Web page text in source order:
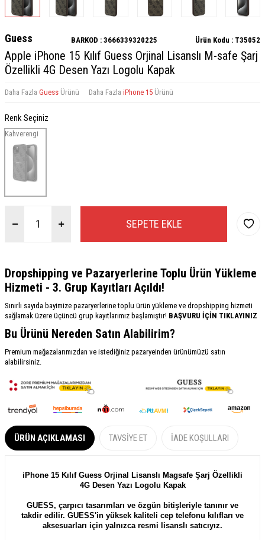
Guess BARKOD : 3666339320225 Ürün Kodu : T35052
Apple iPhone 15 Kılıf Guess Orjinal Lisanslı M-safe Şarj
Özellikli 4G Desen Yazı Logolu Kapak
Daha Fazla Guess Ürünü Daha Fazla iPhone 15 Ürünü
Renk Seçiniz
Kahverengi
SEPETE EKLE
Dropshipping ve Pazaryerlerine Toplu Ürün Yükleme
Hizmeti - 3. Grup Kayıtları Açıldı!
Sınırlı sayıda bayimize pazaryerlerine toplu ürün yükleme ve dropshipping hizmeti
sağlamak üzere üçüncü grup kayıtlarımız başlamıştır! BAŞVURU İÇİN TIKLAYINIZ
Bu Ürünü Nereden Satın Alabilirim?
Premium mağazalarımızdan ve istediğiniz pazaryeinden ürünümüzü satın
alabilirsiniz.
ÜRÜN AÇIKLAMASI TAVSIYE ET İADE KOŞULLARI
iPhone 15 Kılıf Guess Orjinal Lisanslı Magsafe Şarj Özellikli
4G Desen Yazı Logolu Kapak
GUESS, çarpıcı tasarımları ve özgün bitişleriyle tanınır ve
takdir edilir. GUESS'in yüksek kaliteli cep telefonu kılıfları ve
aksesuarları için yalnızca resmi lisanslı satıcıyız.